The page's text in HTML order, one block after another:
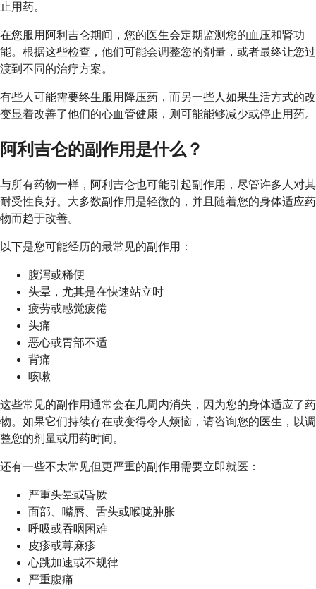
止用药。
在您服用阿利吉仑期间，您的医生会定期监测您的血压和肾功
能。根据这些检查，他们可能会调整您的剂量，或者最终让您过
渡到不同的治疗方案。
有些人可能需要终生服用降压药，而另一些人如果生活方式的改
变显着改善了他们的心血管健康，则可能能够减少或停止用药。
阿利吉仑的副作用是什么？
与所有药物一样，阿利吉仑也可能引起副作用，尽管许多人对其
耐受性良好。大多数副作用是轻微的，并且随着您的身体适应药
物而趋于改善。
以下是您可能经历的最常见的副作用：
腹泻或稀便
头晕，尤其是在快速站立时
疲劳或感觉疲倦
头痛
恶心或胃部不适
背痛
咳嗽
这些常见的副作用通常会在几周内消失，因为您的身体适应了药
物。如果它们持续存在或变得令人烦恼，请咨询您的医生，以调
整您的剂量或用药时间。
还有一些不太常见但更严重的副作用需要立即就医：
严重头晕或昏厥
面部、嘴唇、舌头或喉咙肿胀
呼吸或吞咽困难
皮疹或荨麻疹
心跳加速或不规律
严重腹痛